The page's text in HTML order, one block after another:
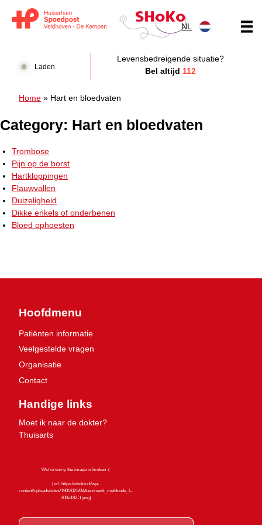
NL
Laden
Levensbedreigende situatie?
Bel altijd 112
Home » Hart en bloedvaten
Category: Hart en bloedvaten
Trombose
Pijn op de borst
Hartkloppingen
Flauwvallen
Duizeligheid
Dikke enkels of onderbenen
Bloed ophoesten
Hoofdmenu
Patiënten informatie
Veelgestelde vragen
Organisatie
Contact
Handige links
Moet ik naar de dokter?
Thuisarts